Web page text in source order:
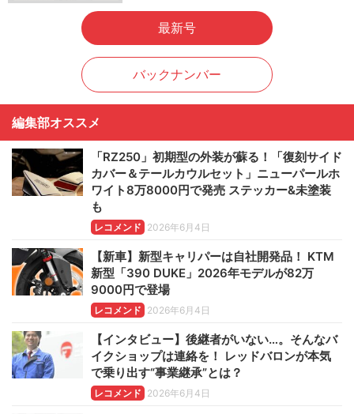
最新号
バックナンバー
編集部オススメ
「RZ250」初期型の外装が蘇る！「復刻サイド
カバー＆テールカウルセット」ニューパールホ
ワイト8万8000円で発売 ステッカー&未塗装
も
レコメンド 2026年6月4日
【新車】新型キャリパーは自社開発品！ KTM
新型「390 DUKE」2026年モデルが82万
9000円で登場
レコメンド 2026年6月4日
【インタビュー】後継者がいない…。そんなバ
イクショップは連絡を！ レッドバロンが本気
で乗り出す“事業継承”とは？
レコメンド 2026年6月4日